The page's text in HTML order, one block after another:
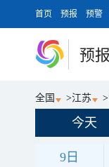
首页 预报 预警
预报
全国 >江苏 >
今天
9日